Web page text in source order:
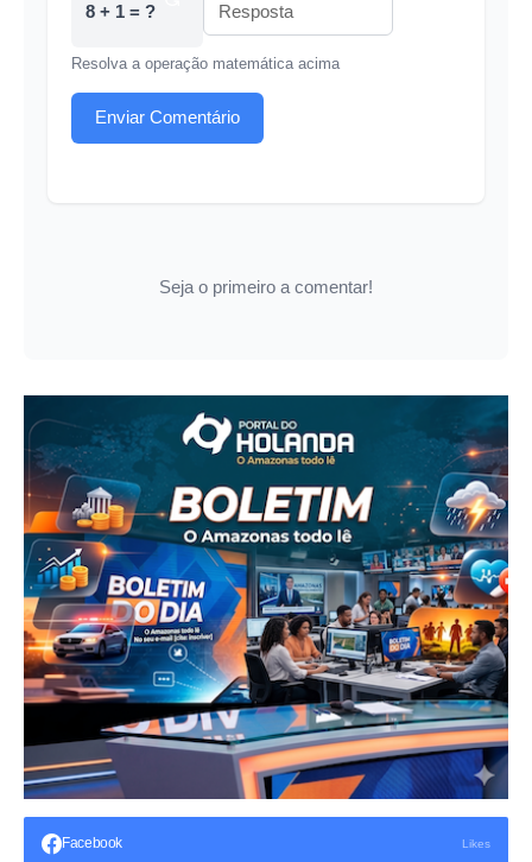
8 + 1 = ?
Resolva a operação matemática acima
Enviar Comentário
Seja o primeiro a comentar!
Facebook Likes